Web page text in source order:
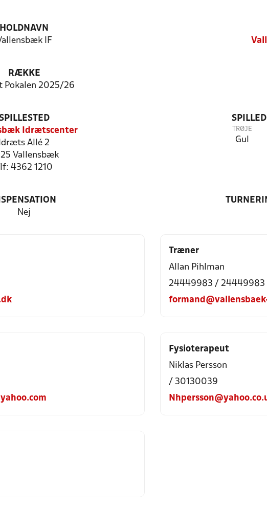
HOLDNAVN
IF
RÆKKE
Pokalen 2025/26
SPILLESTED
Idrætscenter
Idræts Allé 2
Vallensbæk
Tlf: 4362 1210
TRØJE
Gul
Nej
Træner
Allan Pihlman
24449983 / 24449983
Fysioterapeut
Niklas Persson
/ 30130039